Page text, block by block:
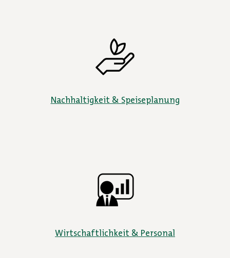
Nachhaltigkeit & Speiseplanung
Wirtschaftlichkeit & Personal